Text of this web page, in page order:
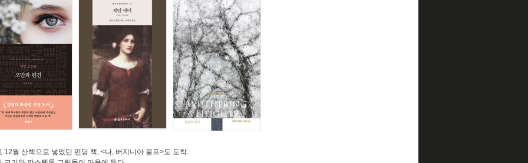
12월 산책으로 넣었던 펀딩 책, <나, 버지니아 울프>도 도착.